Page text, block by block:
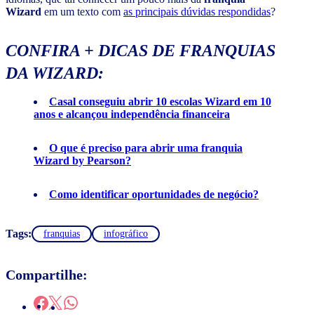
Wizard em um texto com as principais dúvidas respondidas?
CONFIRA + DICAS DE FRANQUIAS
DA WIZARD:
Casal conseguiu abrir 10 escolas Wizard em 10
anos e alcançou independência financeira
O que é preciso para abrir uma franquia
Wizard by Pearson?
Como identificar oportunidades de negócio?
Tags: franquias infográfico
Compartilhe: